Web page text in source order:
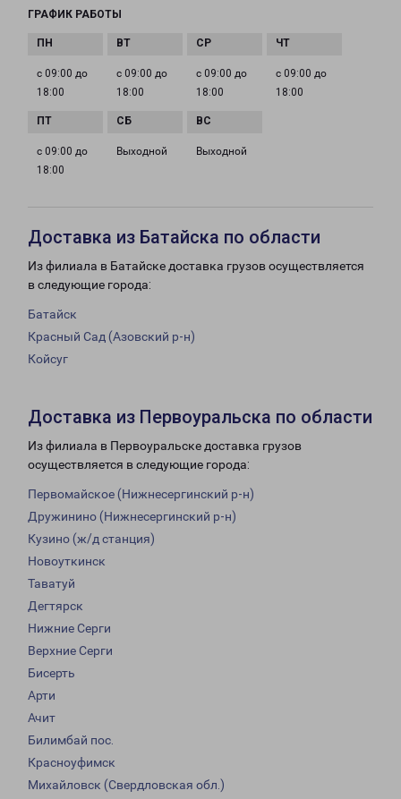
ГРАФИК РАБОТЫ
с 09:00 до
18:00
с 09:00 до
18:00
с 09:00 до
18:00
с 09:00 до
18:00
с 09:00 до
18:00
Выходной Выходной
Доставка из Батайска по области
Из филиала в Батайске доставка грузов осуществляется
в следующие города:
Батайск
Красный Сад (Азовский р-н)
Койсуг
Доставка из Первоуральска по области
Из филиала в Первоуральске доставка грузов
осуществляется в следующие города:
Первомайское (Нижнесергинский р-н)
Дружинино (Нижнесергинский р-н)
Кузино (ж/д станция)
Новоуткинск
Таватуй
Дегтярск
Нижние Серги
Верхние Серги
Бисерть
Арти
Ачит
Билимбай пос.
Красноуфимск
Михайловск (Свердловская обл.)